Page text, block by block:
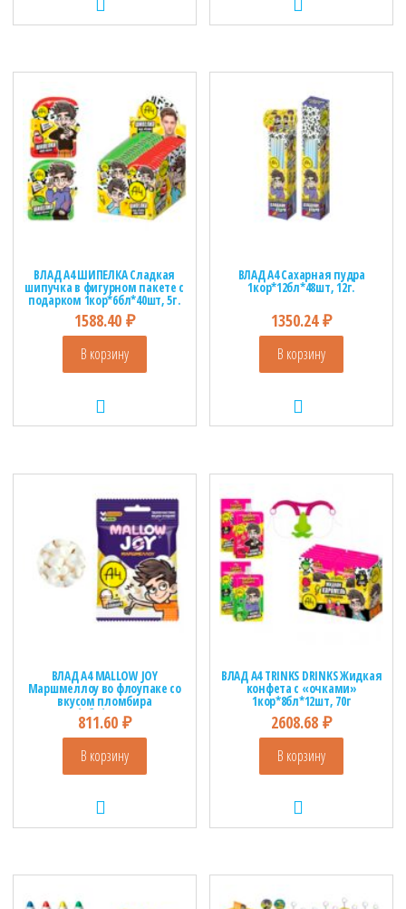
ВЛАД А4 ШИПЕЛКА Сладкая
шипучка в фигурном пакете с
подарком 1кор*6бл*40шт, 5г.
1588.40 ₽
В корзину
ВЛАД А4 Сахарная пудра
1кор*12бл*48шт, 12г.
1350.24₽
В корзину
ВЛАД А4 MALLOW JOY
Маршмеллоу во флоупаке со
вкусом пломбира
1кор*5бл*20шт, 15г.
811.60 ₽
В корзину
ВЛАД А4 TRINKS DRINKS Жидкая
конфета с «очками»
1кор*8бл*12шт, 70г
2608.68₽
В корзину